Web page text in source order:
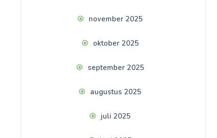
november 2025
oktober 2025
september 2025
augustus 2025
juli 2025